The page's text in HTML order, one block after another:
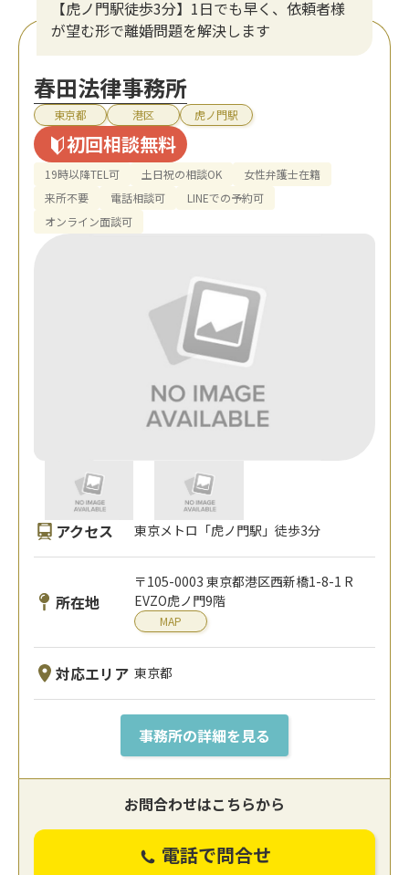
【虎ノ門駅徒歩3分】1日でも早く、依頼者様
が望む形で離婚問題を解決します
春田法律事務所
東京都 港区 虎ノ門駅
初回相談無料
19時以降TEL可 土日祝の相談OK
女性弁護士在籍
来所不要
電話相談可
LINEでの予約可
オンライン面談可
アクセス 東京メトロ「虎ノ門駅」徒歩3分
所在地
〒105-0003 東京都港区⻄新橋1-8-1 R
EVZO虎ノ門9階
MAP
対応エリア 東京都
事務所の詳細を見る
お問合わせはこちらから
電話で問合せ